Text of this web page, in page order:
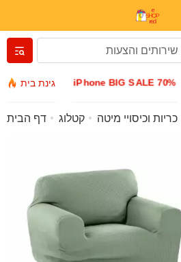
גינת בית iPhone BIG SALE 70%
Вернуться назад
דף הבית קטלוג כריות וכיסויי מיטה